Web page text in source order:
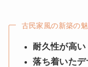
古民家風の新築の
耐久性が高い
落ち着いた